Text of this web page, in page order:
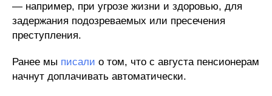
— например, при угрозе жизни и здоровью, для
задержания подозреваемых или пресечения
преступления.
Ранее мы писали о том, что с августа пенсионерам
начнут доплачивать автоматически.